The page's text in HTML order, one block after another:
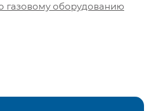
газовому оборудованию